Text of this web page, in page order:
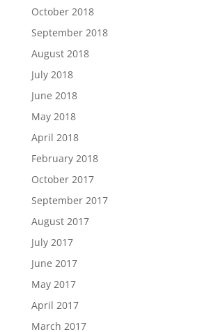
October 2018
September 2018
August 2018
July 2018
June 2018
May 2018
April 2018
February 2018
October 2017
September 2017
August 2017
July 2017
June 2017
May 2017
April 2017
March 2017